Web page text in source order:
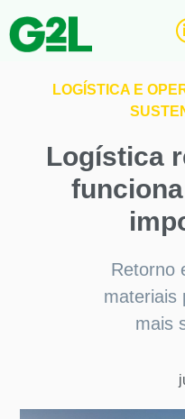
LOGÍSTICA E
Logística
Retorno
materiais
mais